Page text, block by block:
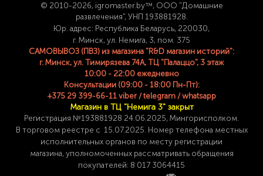
© 2010-2026, igromaster.by™, ООО "Домашние
развлечения", УНП 193881928.
Юр. адрес: Республика Беларусь, 220030,
г. Минск, ул. Немига, 3, пом. 375
САМОВЫВОЗ (ПВЗ) из магазина "R&D магазин историй":
г. Минск, ул. Тимирязева 74A, ТЦ "Палаццо", 3 этаж
10:00 - 22:00 ежедневно
Консультации (09:00 - 18:00 Пн-Пт):
+375 29 399-66-11 viber / telegram / whatsapp
Магазин в ТЦ "Немига 3" закрыт
Регистрация №193881928 24 .06.2025, Мингорисполком.
В торговом реестре с 15.07.2025. Номер телефона местных
исполнительных органов по месту регистрации
магазина,уполномоченных рассматривать обращения
покупателей: 8 017 3064415